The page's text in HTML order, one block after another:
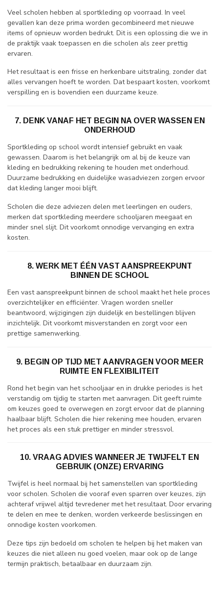
Veel scholen hebben al sportkleding op voorraad. In veel
gevallen kan deze prima worden gecombineerd met nieuwe
items of opnieuw worden bedrukt. Dit is een oplossing die we in
de praktijk vaak toepassen en die scholen als zeer prettig
ervaren.
Het resultaat is een frisse en herkenbare uitstraling, zonder dat
alles vervangen hoeft te worden. Dat bespaart kosten, voorkomt
verspilling en is bovendien een duurzame keuze.
7. DENK VANAF HET BEGIN NA OVER WASSEN EN
ONDERHOUD
Sportkleding op school wordt intensief gebruikt en vaak
gewassen. Daarom is het belangrijk om al bij de keuze van
kleding en bedrukking rekening te houden met onderhoud.
Duurzame bedrukking en duidelijke wasadviezen zorgen ervoor
dat kleding langer mooi blijft.
Scholen die deze adviezen delen met leerlingen en ouders,
merken dat sportkleding meerdere schooljaren meegaat en
minder snel slijt. Dit voorkomt onnodige vervanging en extra
kosten.
8. WERK MET ÉÉN VAST AANSPREEKPUNT
BINNEN DE SCHOOL
Een vast aanspreekpunt binnen de school maakt het hele proces
overzichtelijker en efficiënter. Vragen worden sneller
beantwoord, wijzigingen zijn duidelijk en bestellingen blijven
inzichtelijk. Dit voorkomt misverstanden en zorgt voor een
prettige samenwerking.
9. BEGIN OP TIJD MET AANVRAGEN VOOR MEER
RUIMTE EN FLEXIBILITEIT
Rond het begin van het schooljaar en in drukke periodes is het
verstandig om tijdig te starten met aanvragen. Dit geeft ruimte
om keuzes goed te overwegen en zorgt ervoor dat de planning
haalbaar blijft. Scholen die hier rekening mee houden, ervaren
het proces als een stuk prettiger en minder stressvol.
10. VRAAG ADVIES WANNEER JE TWIJFELT EN
GEBRUIK (ONZE) ERVARING
Twijfel is heel normaal bij het samenstellen van sportkleding
voor scholen. Scholen die vooraf even sparren over keuzes, zijn
achteraf vrijwel altijd tevredener met het resultaat. Door ervaring
te delen en mee te denken, worden verkeerde beslissingen en
onnodige kosten voorkomen.
Deze tips zijn bedoeld om scholen te helpen bij het maken van
keuzes die niet alleen nu goed voelen, maar ook op de lange
termijn praktisch, betaalbaar en duurzaam zijn.